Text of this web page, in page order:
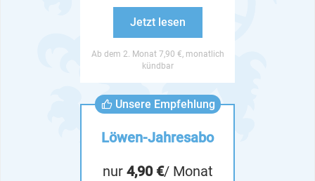
Jetzt lesen
Ab dem 2. Monat 7,90 €, monatlich
kündbar
Unsere Empfehlung
Löwen-Jahresabo
nur 4,90 €/ Monat